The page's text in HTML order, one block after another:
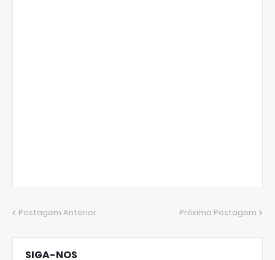
Postagem Anterior Próxima Postagem
SIGA-NOS